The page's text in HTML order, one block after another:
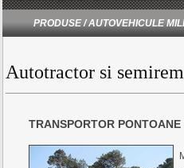
PRODUSE / AUTOVEHICULE
Autotractor si
TRANSPORTOR PONTOANE